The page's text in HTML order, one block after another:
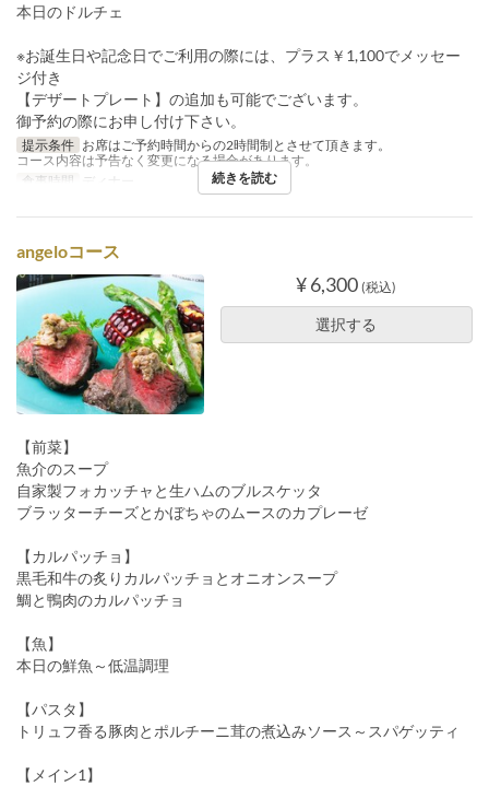
本日のドルチェ
※お誕生日や記念日でご利用の際には、プラス￥1,100でメッセー
ジ付き
【デザートプレート】の追加も可能でございます。
御予約の際にお申し付け下さい。
提示条件 お席はご予約時間からの2時間制とさせて頂きます。
コース内容は予告なく変更になる場合があります。
食事時間
ディナー 続きを読む
angeloコース
¥ 6,300 (税込)
選択する
【前菜】
魚介のスープ
自家製フォカッチャと生ハムのブルスケッタ
ブラッターチーズとかぼちゃのムースのカプレーゼ
【カルパッチョ】
黒毛和牛の炙りカルパッチョとオニオンスープ
鯛と鴨肉のカルパッチョ
【魚】
本日の鮮魚～低温調理
【パスタ】
トリュフ香る豚肉とポルチーニ茸の煮込みソース～スパゲッティ
【メイン1】